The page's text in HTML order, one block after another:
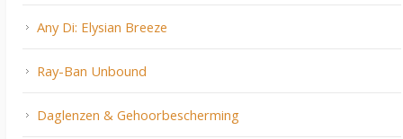
Any Di: Elysian Breeze
Ray-Ban Unbound
Daglenzen & Gehoorbescherming